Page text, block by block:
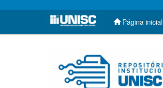
Skip
Página inicial